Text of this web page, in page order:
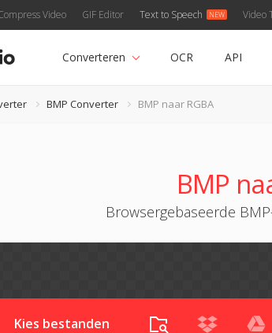
Video GIF Editor Text to Speech Video
Converteren OCR API
BMP Converter BMP naar RGBA
BMP
Browsergebaseerde
Kies bestanden